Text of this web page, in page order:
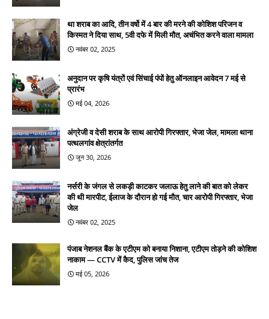
था शराब का आदि, तीन वर्षो में 4 बार की मरने की कोशिश परिजन व
किस्मत ने दिया साथ, 5वी दफे में मिली मौत, अचंभित करने वाला मामला
नवंबर 02, 2025
अनुदान पर कृषि यंत्रों एवं सिंचाई पंपों हेतु ऑनलाइन आवेदन 7 मई से
प्रारंभ
मई 04, 2026
अंग्रेजी व देसी शराब के साथ आरोपी गिरफ्तार, भेजा जेल, मामला थाना
पत्थलगांव क्षेत्रांतर्गत
जून 30, 2026
नर्सरी के जंगल से लकड़ी काटकर जलाऊ हेतु लाने की बात को लेकर
की थी मारपीट, ईलाज के दौरान हो गई मौत, चार आरोपी गिरफ्तार, भेजा
जेल
नवंबर 02, 2025
पंजाब नेशनल बैंक के एटीएम को बनाया निशाना, एटीएम तोड़ने की कोशिश
नाकाम — CCTV में कैद, पुलिस जांच तेज
मई 05, 2026